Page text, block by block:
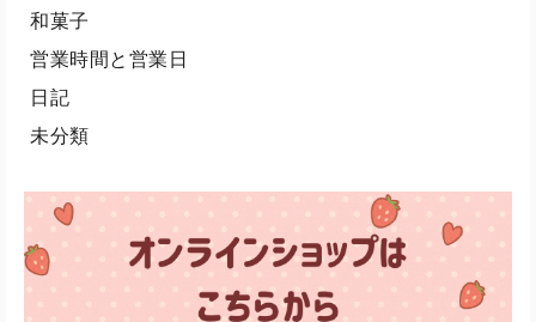
和菓子
営業時間と営業日
日記
未分類